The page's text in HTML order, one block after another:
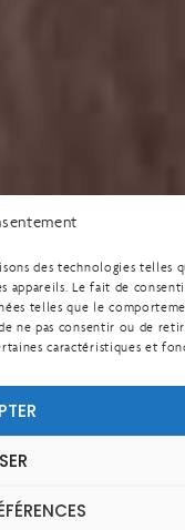
des technologies telles
appareils. Le fait de
telles que le
ne pas consentir ou de
caractéristiques et